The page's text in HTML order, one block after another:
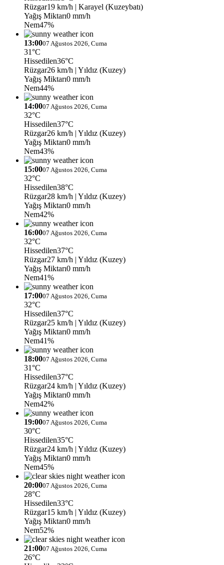
Rüzgar19 km/h | Karayel (Kuzeybatı)
Yağış Miktarı0 mm/h
Nem47%
13:0007 Ağustos 2026, Cuma
31°C
Hissedilen36°C
Rüzgar26 km/h | Yıldız (Kuzey)
Yağış Miktarı0 mm/h
Nem44%
14:0007 Ağustos 2026, Cuma
32°C
Hissedilen37°C
Rüzgar26 km/h | Yıldız (Kuzey)
Yağış Miktarı0 mm/h
Nem43%
15:0007 Ağustos 2026, Cuma
32°C
Hissedilen38°C
Rüzgar28 km/h | Yıldız (Kuzey)
Yağış Miktarı0 mm/h
Nem42%
16:0007 Ağustos 2026, Cuma
32°C
Hissedilen37°C
Rüzgar27 km/h | Yıldız (Kuzey)
Yağış Miktarı0 mm/h
Nem41%
17:0007 Ağustos 2026, Cuma
32°C
Hissedilen37°C
Rüzgar25 km/h | Yıldız (Kuzey)
Yağış Miktarı0 mm/h
Nem41%
18:0007 Ağustos 2026, Cuma
31°C
Hissedilen37°C
Rüzgar24 km/h | Yıldız (Kuzey)
Yağış Miktarı0 mm/h
Nem42%
19:0007 Ağustos 2026, Cuma
30°C
Hissedilen35°C
Rüzgar24 km/h | Yıldız (Kuzey)
Yağış Miktarı0 mm/h
Nem45%
20:0007 Ağustos 2026, Cuma
28°C
Hissedilen33°C
Rüzgar15 km/h | Yıldız (Kuzey)
Yağış Miktarı0 mm/h
Nem52%
21:0007 Ağustos 2026, Cuma
26°C